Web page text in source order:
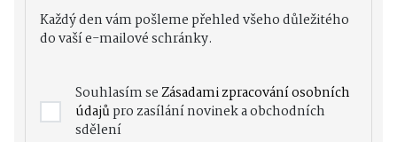
Každý den vám pošleme přehled všeho důležitého
do vaší e-mailové schránky.
Souhlasím seZásadami zpracování osobních
údajůpro zasílání novinek a obchodních
sdělení